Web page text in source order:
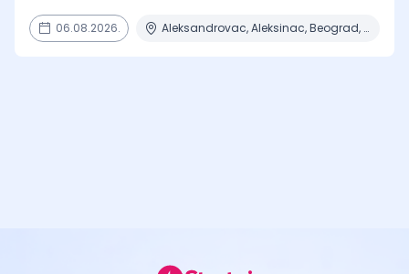
06.08.2026. Aleksandrovac, Aleksinac, Beograd, Bor, Bujanovac + 30 mesta